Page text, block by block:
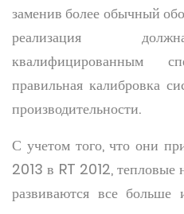
заменив более обычный
реализация
квалифицированным
правильная калибровка
производительности.
С учетом того, что они
2013 в RT 2012, тепловые
развиваются все